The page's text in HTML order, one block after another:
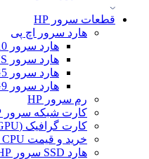
قطعات سرور HP
هارد سرور اچ پی
هارد سرور G10
هارد سرور G10 PLUS
هارد سرور G5
هارد سرور G9
رم سرور HP
کارت شبکه سرور HP | خرید کارت شبکه HP
کارت گرافیک (GPU) سرور HP
خرید و قیمت CPU سرور HP | پردازنده اورجینال Intel Xeon و AMD EPYC
هارد SSD سرور HP